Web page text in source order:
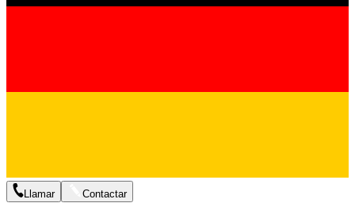
Llamar Contactar